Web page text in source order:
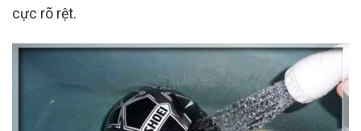
cực rõ rệt.